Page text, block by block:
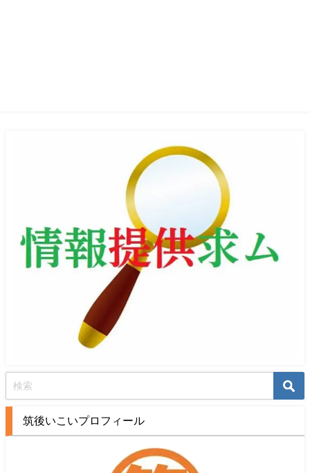
筑後いこいプロフィール